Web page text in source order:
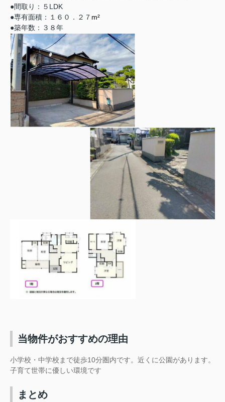
●間取り：５LDK
●専有面積：１６０．２７ m²
●築年数：３８年
当物件がおすすめの理由
小学校・中学校まで徒歩10分圏内です。近くに公園があります。
子育て世帯に優しい環境です
まとめ